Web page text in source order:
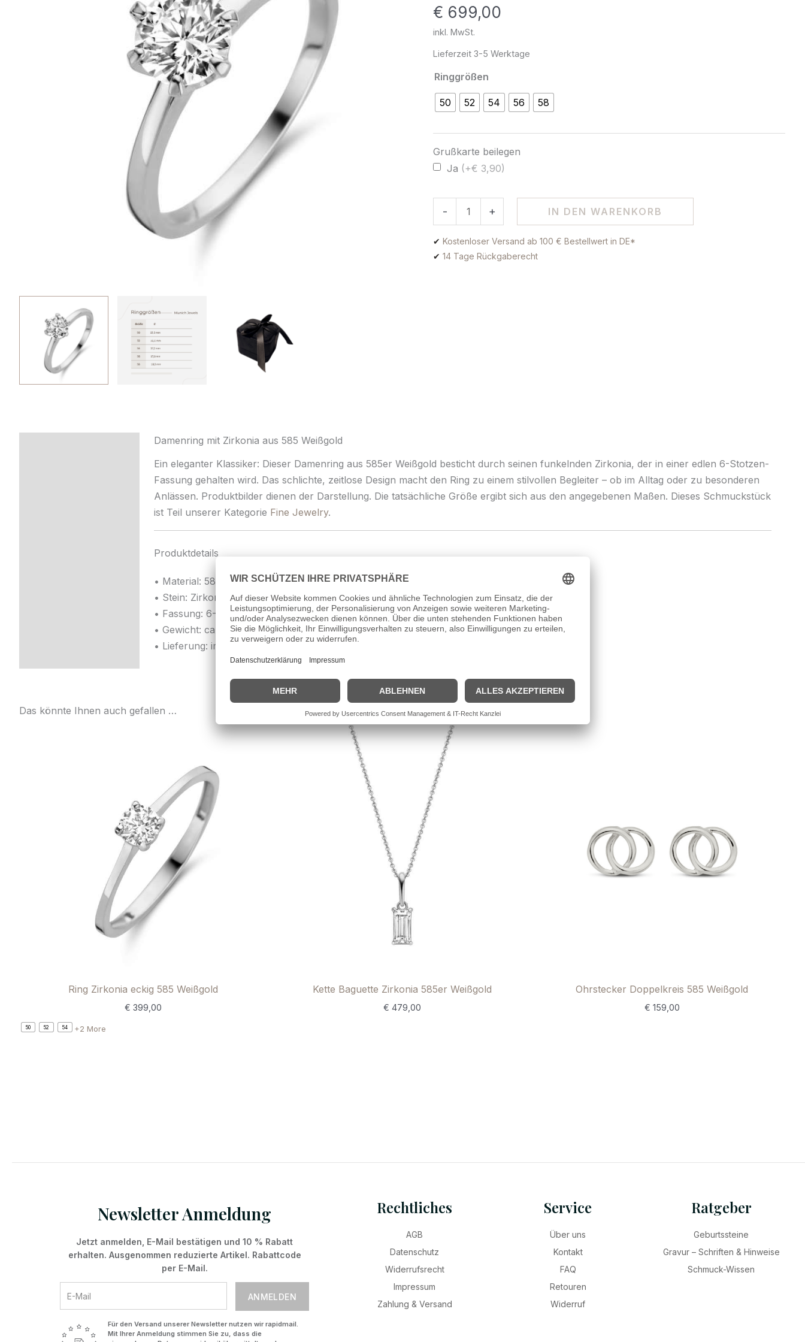
€ 699,00
inkl. MwSt.
Lieferzeit3-5 Werktage
Ringgrößen
50 52 54 56 58
Grußkarte beilegen
Ja (+€ 3,90)
-
Menge
+ IN DEN WARENKORB
✔Kostenloser Versand ab 100 € Bestellwert in DE*
✔14 Tage Rückgaberecht
Damenring mit Zirkonia aus 585 Weißgold
Ein eleganter Klassiker: Dieser Damenring aus 585er Weißgold besticht durch seinen funkelnden Zirkonia, der in einer edlen 6-Stotzen-
Fassung gehalten wird. Das schlichte, zeitlose Design macht den Ring zu einem stilvollen Begleiter – ob im Alltag oder zu besonderen
Anlässen. Produktbilder dienen der Darstellung. Die tatsächliche Größe ergibt sich aus den angegebenen Maßen. Dieses Schmuckstück
ist Teil unserer Kategorie Fine Jewelry.
Produktdetails
• Material: 585/000 Weißgold
• Stein: Zirkonia (Ø ca. 6,0 mm)
• Fassung: 6-Stotzen-Fassung
• Gewicht: ca. 2,20 g
• Lieferung: im hochwertigen Etui
Das könnte Ihnen auch gefallen …
Ring Zirkonia eckig 585 Weißgold
€ 399,00
50 52 54 +2 More
Kette Baguette Zirkonia 585er Weißgold
€ 479,00
Ohrstecker Doppelkreis 585 Weißgold
€ 159,00
Newsletter Anmeldung
Jetzt anmelden, E-Mail bestätigen und 10 % Rabatt
erhalten. Ausgenommen reduzierte Artikel. Rabattcode
per E-Mail.
ANMELDEN
Für den Versand unserer Newsletter nutzen wir rapidmail.
Mit Ihrer Anmeldung stimmen Sie zu, dass die
Rechtliches
AGB
Datenschutz
Widerrufsrecht
Impressum
Zahlung & Versand
Service
Über uns
Kontakt
FAQ
Retouren
Widerruf
Ratgeber
Geburtssteine
Gravur – Schriften & Hinweise
Schmuck-Wissen